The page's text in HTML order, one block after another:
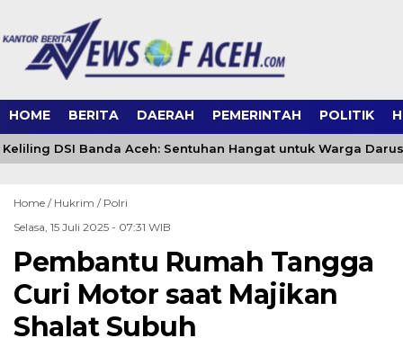
HOME BERITA DAERAH PEMERINTAH POLITIK
DSI Banda Aceh: Sentuhan Hangat untuk Warga
Home / Hukrim / Polri
Selasa, 15 Juli 2025 - 07:31 WIB
Pembantu Rumah Tangga
Curi Motor saat Majikan
Shalat Subuh